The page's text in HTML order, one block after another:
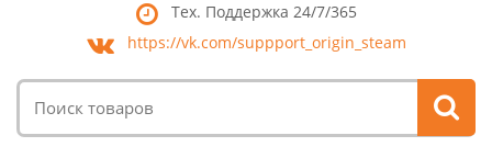
Тех. Поддержка 24/7/365
https://vk.com/suppport_origin_steam
товаров: